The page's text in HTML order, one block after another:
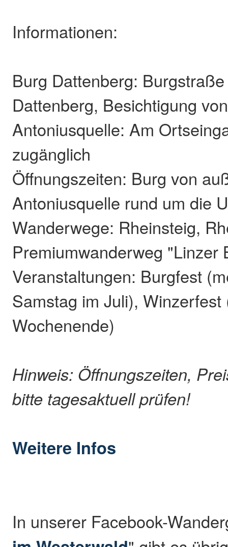
Informationen:
Burg Dattenberg:
Dattenberg, Besichtigung
Antoniusquelle: Am
zugänglich
Öffnungszeiten: Burg von
Antoniusquelle rund um die
Wanderwege: Rheinsteig,
Premiumwanderweg "Linzer
Veranstaltungen: Burgfest
Samstag im Juli),
Wochenende)
Hinweis: Öffnungszeiten,
bitte tagesaktuell prüfen!
Weitere Infos
In unserer Facebook-